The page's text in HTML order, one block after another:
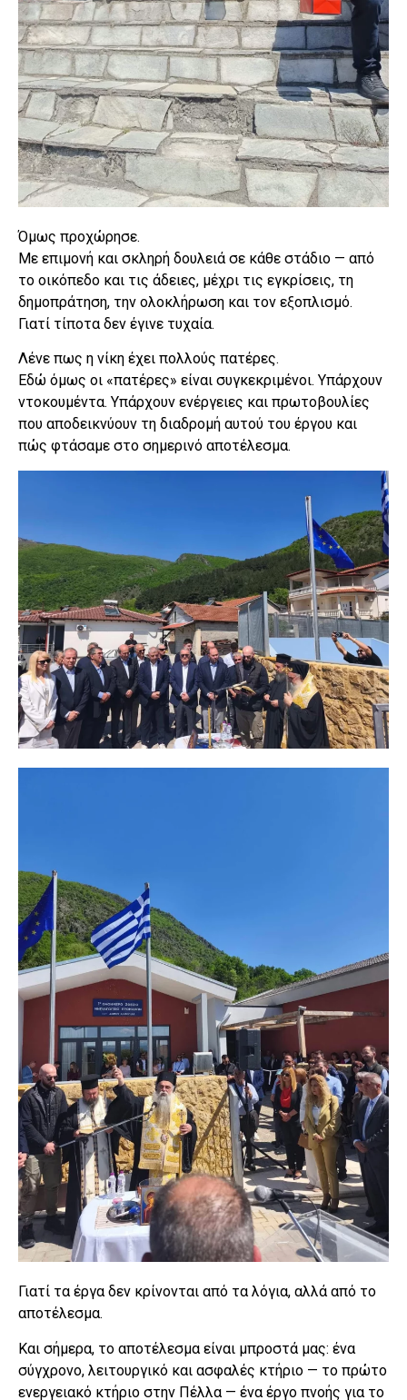
Όμως προχώρησε.
Με επιμονή και σκληρή δουλειά σε κάθε στάδιο — από
το οικόπεδο και τις άδειες, μέχρι τις εγκρίσεις, τη
δημοπράτηση, την ολοκλήρωση και τον εξοπλισμό.
Γιατί τίποτα δεν έγινε τυχαία.
Λένε πως η νίκη έχει πολλούς πατέρες.
Εδώ όμως οι «πατέρες» είναι συγκεκριμένοι. Υπάρχουν
ντοκουμέντα. Υπάρχουν ενέργειες και πρωτοβουλίες
που αποδεικνύουν τη διαδρομή αυτού του έργου και
πώς φτάσαμε στο σημερινό αποτέλεσμα.
Γιατί τα έργα δεν κρίνονται από τα λόγια, αλλά από το
αποτέλεσμα.
Και σήμερα, το αποτέλεσμα είναι μπροστά μας: ένα
σύγχρονο, λειτουργικό και ασφαλές κτήριο — το πρώτο
ενεργειακό κτήριο στην Πέλλα — ένα έργο πνοής για το